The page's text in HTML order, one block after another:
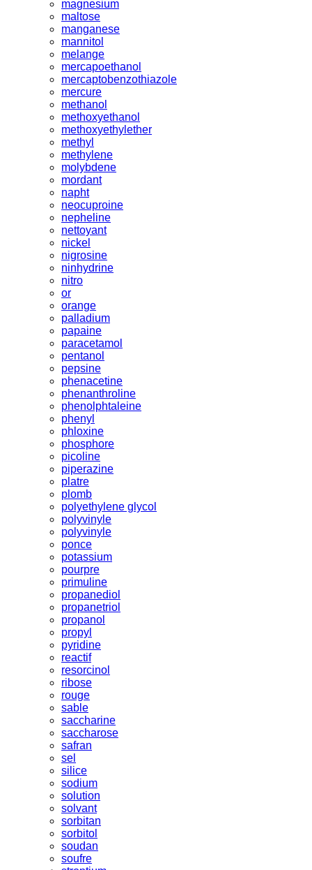
magnesium
maltose
manganese
mannitol
melange
mercapoethanol
mercaptobenzothiazole
mercure
methanol
methoxyethanol
methoxyethylether
methyl
methylene
molybdene
mordant
napht
neocuproine
nepheline
nettoyant
nickel
nigrosine
ninhydrine
nitro
or
orange
palladium
papaine
paracetamol
pentanol
pepsine
phenacetine
phenanthroline
phenolphtaleine
phenyl
phloxine
phosphore
picoline
piperazine
platre
plomb
polyethylene glycol
polyvinyle
polyvinyle
ponce
potassium
pourpre
primuline
propanediol
propanetriol
propanol
propyl
pyridine
reactif
resorcinol
ribose
rouge
sable
saccharine
saccharose
safran
sel
silice
sodium
solution
solvant
sorbitan
sorbitol
soudan
soufre